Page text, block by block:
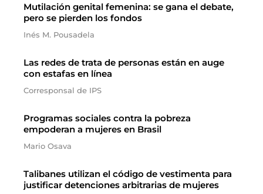
Mutilación genital femenina: se gana el debate,
pero se pierden los fondos
Inés M. Pousadela
Las redes de trata de personas están en auge
con estafas en línea
Corresponsal de IPS
Programas sociales contra la pobreza
empoderan a mujeres en Brasil
Mario Osava
Talibanes utilizan el código de vestimenta para
justificar detenciones arbitrarias de mujeres